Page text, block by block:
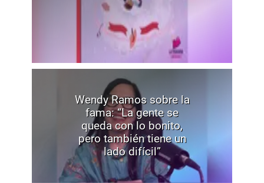
Wendy Ramos sobre la
fama: “La gente se
queda con lo bonito,
pero también tiene un
lado difícil”